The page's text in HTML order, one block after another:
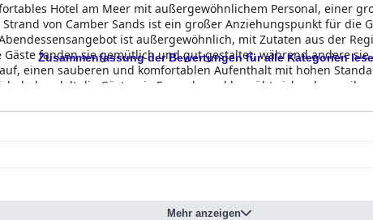
Hotel am Meer mit außergewöhnlichem Personal, einer
von Camber Sands ist ein großer Anziehungspunkt für die
ist außergewöhnlich, mit Zutaten aus der
fanden sie gemütlich und gut gestaltet, während andere
einen sauberen und komfortablen Aufenthalt mit hohen
behandelt die Gäste wie Freunde und bemüht sich sehr um
was es zu einer guten Wahl für Haustierbesitzer
Erlebnisse haben wollen.
Zusammenfassung der Bewertungen für alle Kategorien
Mehr anzeigen